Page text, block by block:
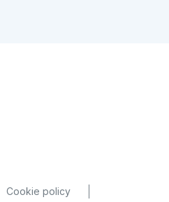
Cookie policy